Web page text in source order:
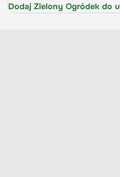
Dodaj Zielony Ogródek do